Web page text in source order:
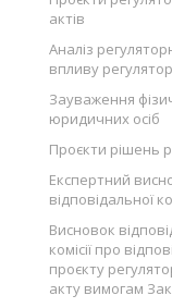
актів
Аналіз
впливу
Зауваження
юридичних осіб
Проєкти рішень
Експертний
відповідальної
Висновок
комісії про
проєкту
акту вимогам